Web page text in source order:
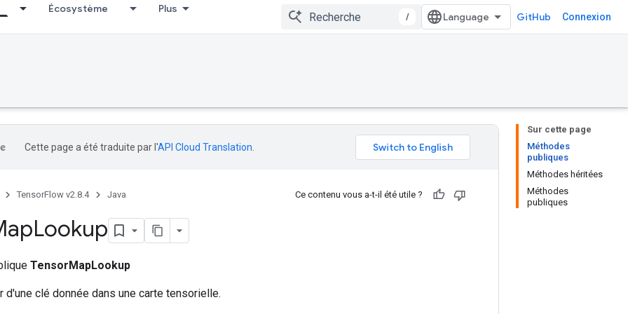
Écosystème Plus
/ GitHub Connexion
Sur cette page
Méthodes
publiques
Méthodes héritées
Méthodes
publiques
Cette page a été traduite par l'API Cloud Translation
TensorFlow v2.8.4 Java Ce contenu vous a-t-il été utile ?
Lookup
TensorMapLookup
d'une clé donnée dans une carte tensorielle.